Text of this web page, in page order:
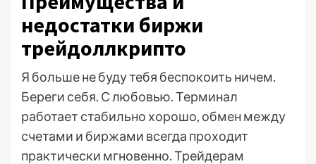
недостатки биржи
трейдоллкрипто
Я больше не буду тебя беспокоить ничем.
Береги себя. С любовью. Терминал
работает стабильно хорошо, обмен между
счетами и биржами всегда проходит
практически мгновенно. Трейдерам